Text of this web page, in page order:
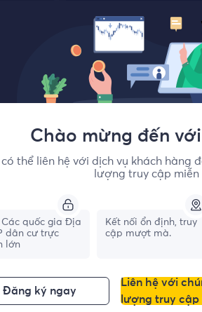
IP dân cư
South Korea
Chào mừng đến
thể liên hệ với dịch vụ khách hàng
lượng truy cập miễn
quốc gia Địa
dân cư trực
lớn
Kết nối ổn định, truy
cập mượt mà.
Đăng ký ngay
Liên hệ với
lượng truy cập